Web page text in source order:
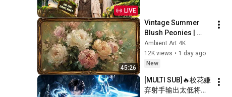
LIVE
45:26
Vintage Summer
Blush Peonies |
Floral Oil Painting |
Frame TV Art 4K
Screensaver
Ambient Art 4K
12K views • 1 day ago
New
[MULTI SUB]🔥校花嫌
弃射手输出太低将他